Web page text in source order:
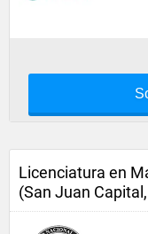
Licenciatura en
(San Juan